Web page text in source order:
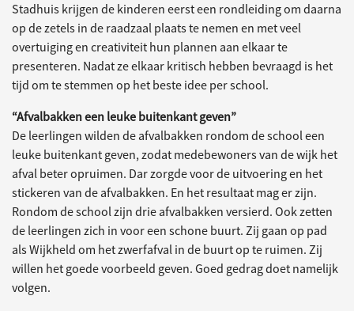
Stadhuis krijgen de kinderen eerst een rondleiding om daarna
op de zetels in de raadzaal plaats te nemen en met veel
overtuiging en creativiteit hun plannen aan elkaar te
presenteren. Nadat ze elkaar kritisch hebben bevraagd is het
tijd om te stemmen op het beste idee per school.
“Afvalbakken een leuke buitenkant geven”
De leerlingen wilden de afvalbakken rondom de school een
leuke buitenkant geven, zodat medebewoners van de wijk het
afval beter opruimen. Dar zorgde voor de uitvoering en het
stickeren van de afvalbakken. En het resultaat mag er zijn.
Rondom de school zijn drie afvalbakken versierd. Ook zetten
de leerlingen zich in voor een schone buurt. Zij gaan op pad
als Wijkheld om het zwerfafval in de buurt op te ruimen. Zij
willen het goede voorbeeld geven. Goed gedrag doet namelijk
volgen.